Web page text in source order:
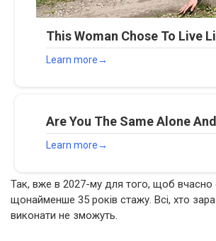
Так, вже в 2027-му для того, щоб вчасно
щонайменше 35 років стажу. Всі, хто
виконати не зможуть.